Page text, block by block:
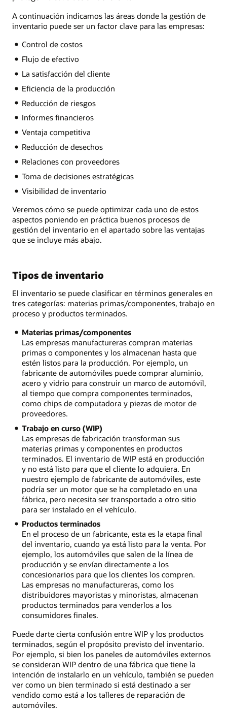
A continuación indicamos las áreas donde la gestión de
inventario puede ser un factor clave para las empresas:
Control de costos
Flujo de efectivo
La satisfacción del cliente
Eficiencia de la producción
Reducción de riesgos
Informes financieros
Ventaja competitiva
Reducción de desechos
Relaciones con proveedores
Toma de decisiones estratégicas
Visibilidad de inventario
Veremos cómo se puede optimizar cada uno de estos
aspectos poniendo en práctica buenos procesos de
gestión del inventario en el apartado sobre las ventajas
que se incluye más abajo.
Tipos de inventario
El inventario se puede clasificar en términos generales en
tres categorías: materias primas/componentes, trabajo en
proceso y productos terminados.
Materias primas/componentes
Las empresas manufactureras compran materias
primas o componentes y los almacenan hasta que
estén listos para la producción. Por ejemplo, un
fabricante de automóviles puede comprar aluminio,
acero y vidrio para construir un marco de automóvil,
al tiempo que compra componentes terminados,
como chips de computadora y piezas de motor de
proveedores.
Trabajo en curso (WIP)
Las empresas de fabricación transforman sus
materias primas y componentes en productos
terminados. El inventario de WIP está en producción
y no está listo para que el cliente lo adquiera. En
nuestro ejemplo de fabricante de automóviles, este
podría ser un motor que se ha completado en una
fábrica, pero necesita ser transportado a otro sitio
para ser instalado en el vehículo.
Productos terminados
En el proceso de un fabricante, esta es la etapa final
del inventario, cuando ya está listo para la venta. Por
ejemplo, los automóviles que salen de la línea de
producción y se envían directamente a los
concesionarios para que los clientes los compren.
Las empresas no manufactureras, como los
distribuidores mayoristas y minoristas, almacenan
productos terminados para venderlos a los
consumidores finales.
Puede darte cierta confusión entre WIP y los productos
terminados, según el propósito previsto del inventario.
Por ejemplo, si bien los paneles de automóviles externos
se consideran WIP dentro de una fábrica que tiene la
intención de instalarlo en un vehículo, también se pueden
ver como un bien terminado si está destinado a ser
vendido como está a los talleres de reparación de
automóviles.